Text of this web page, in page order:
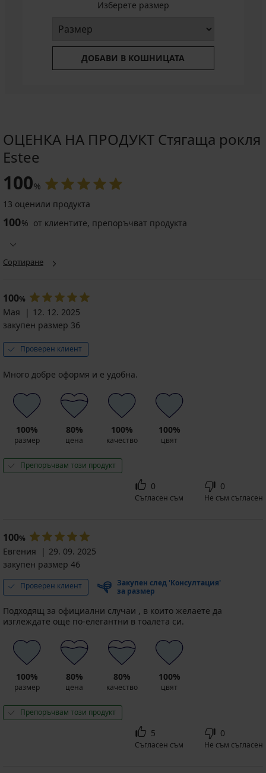
Изберете размер
ДОБАВИ В КОШНИЦАТА
ОЦЕНКА НА ПРОДУКТ Стягаща рокля
Estee
100%
13 оценили продукта
100% от клиентите, препоръчват продукта
Сортиране
100%
Мая
12. 12. 2025
закупен размер 36
Проверен клиент
Много добре оформя и е удобна.
100%
размер
80%
цена
100%
качество
100%
цвят
Препоръчвам този продукт
0
Съгласен съм
0
Не съм съгласен
100%
Евгения
29. 09. 2025
закупен размер 46
Проверен клиент
Закупен след 'Консултация'
за размер
Подходящ за официални случаи , в които желаете да
изглеждате още по-елегантни в тоалета си.
100%
размер
80%
цена
80%
качество
100%
цвят
Препоръчвам този продукт
5
Съгласен съм
0
Не съм съгласен